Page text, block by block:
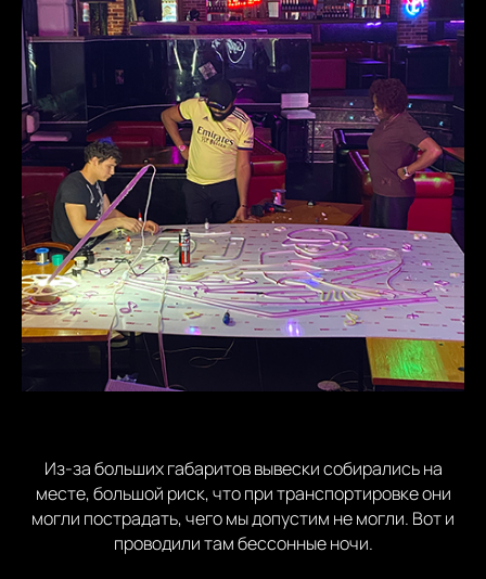
Из-за больших габаритов вывески собирались на
месте, большой риск, что при транспортировке они
могли пострадать, чего мы допустим не могли. Вот и
проводили там бессонные ночи.